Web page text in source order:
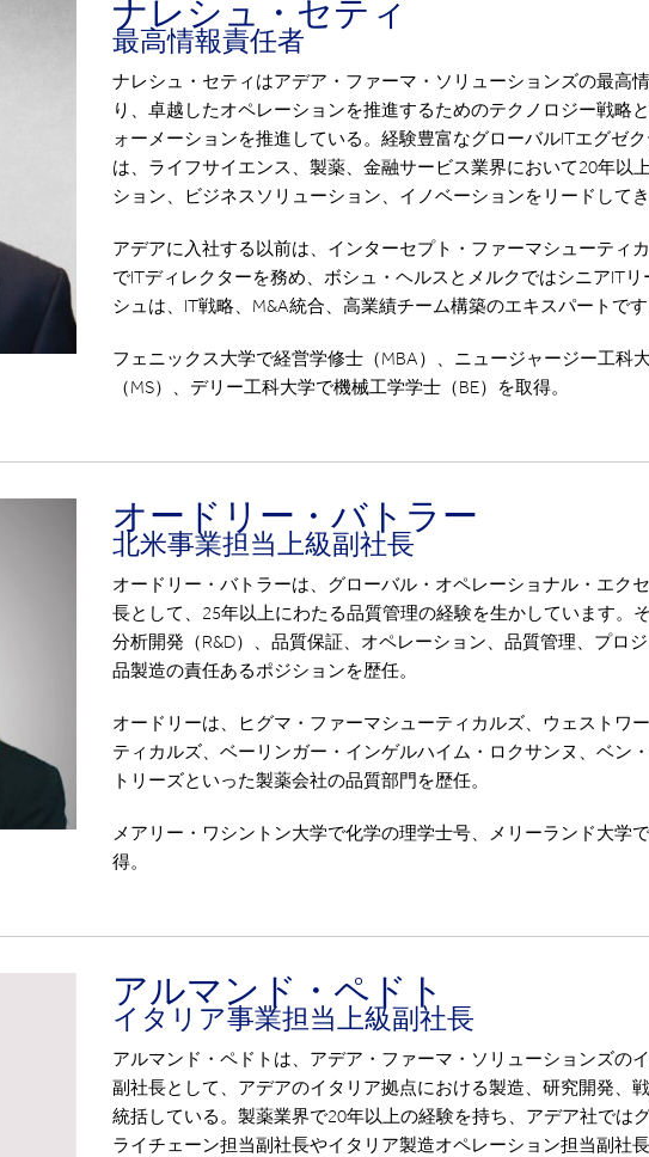
ナレシュ・セティ
最高情報責任者
ナレシュ・セティはアデア・ファーマ・ソリューションズの最高
り、卓越したオペレーションを推進するためのテクノロジー戦略
ォーメーションを推進している。経験豊富なグローバルITエグゼ
は、ライフサイエンス、製薬、金融サービス業界において20年以
ション、ビジネスソリューション、イノベーションをリードしてき
アデアに入社する以前は、インターセプト・ファーマシューティ
でITディレクターを務め、ボシュ・ヘルスとメルクではシニアIT
シュは、IT戦略、M&A統合、高業績チーム構築のエキスパートです
フェニックス大学で経営学修士（MBA）、ニュージャージー工科
（MS）、デリー工科大学で機械工学学士（BE）を取得。
オードリー・バトラー
北米事業担当上級副社長
オードリー・バトラーは、グローバル・オペレーショナル・エク
長として、25年以上にわたる品質管理の経験を生かしています。
分析開発（R&D）、品質保証、オペレーション、品質管理、プロ
品製造の責任あるポジションを歴任。
オードリーは、ヒグマ・ファーマシューティカルズ、ウェストワ
ティカルズ、ベーリンガー・インゲルハイム・ロクサンヌ、ベン
トリーズといった製薬会社の品質部門を歴任。
メアリー・ワシントン大学で化学の理学士号、メリーランド大学
得。
アルマンド・ペドト
イタリア事業担当上級副社長
アルマンド・ペドトは、アデア・ファーマ・ソリューションズの
副社長として、アデアのイタリア拠点における製造、研究開発、
統括している。製薬業界で20年以上の経験を持ち、アデア社では
ライチェーン担当副社長やイタリア製造オペレーション担当副社